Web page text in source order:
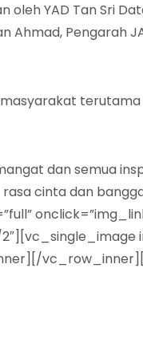
YAD Tan Sri
Pengarah
terutama
dan semua
cinta dan